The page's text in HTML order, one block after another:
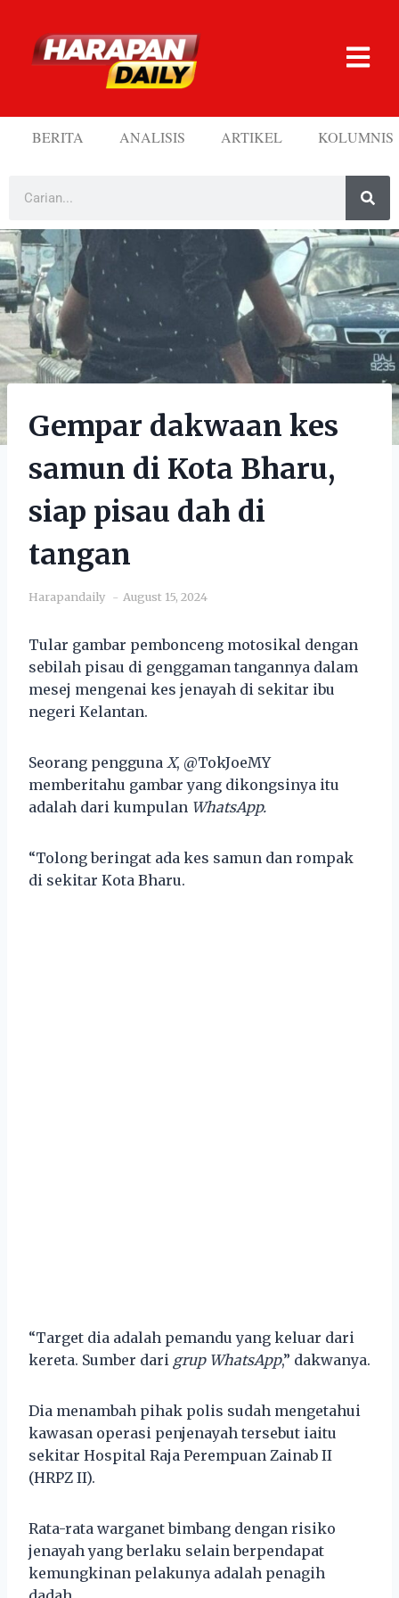
BERITA ANALISIS ARTIKEL KOLUMNIS
Gempar dakwaan kes
samun di Kota Bharu,
siap pisau dah di
tangan
Harapandaily August 15, 2024
Tular gambar pembonceng motosikal dengan
sebilah pisau di genggaman tangannya dalam
mesej mengenai kes jenayah di sekitar ibu
negeri Kelantan.
Seorang pengguna X, @TokJoeMY
memberitahu gambar yang dikongsinya itu
adalah dari kumpulan WhatsApp.
“Tolong beringat ada kes samun dan rompak
di sekitar Kota Bharu.
“Target dia adalah pemandu yang keluar dari
kereta. Sumber dari grup WhatsApp,” dakwanya.
Dia menambah pihak polis sudah mengetahui
kawasan operasi penjenayah tersebut iaitu
sekitar Hospital Raja Perempuan Zainab II
(HRPZ II).
Rata-rata warganet bimbang dengan risiko
jenayah yang berlaku selain berpendapat
kemungkinan pelakunya adalah penagih